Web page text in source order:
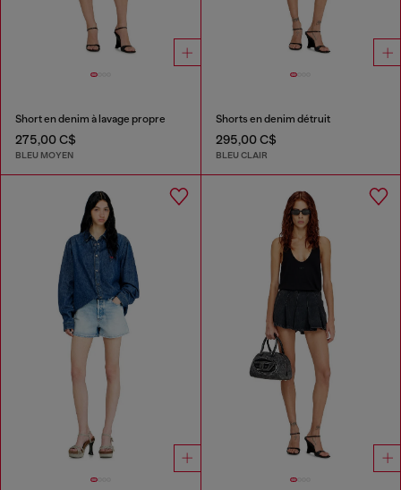
Short en denim à lavage propre
275,00 C$
BLEU MOYEN
Shorts en denim détruit
295,00 C$
BLEU CLAIR